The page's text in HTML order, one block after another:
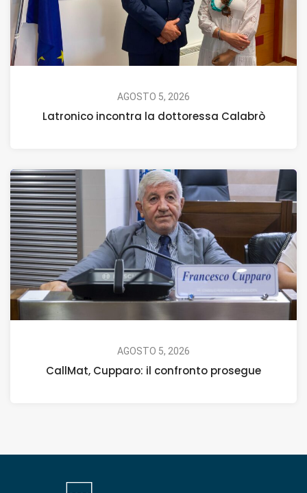
AGOSTO 5, 2026
Latronico incontra la dottoressa Calabrò
AGOSTO 5, 2026
CallMat, Cupparo: il confronto prosegue